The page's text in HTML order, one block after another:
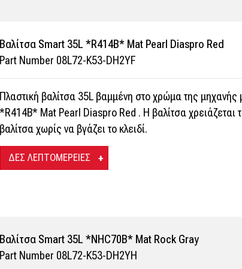
Bαλίτσα Smart 35L *R414B* Mat Pearl Diaspro Red
Part Number 08L72-K53-DH2YF
Πλαστική βαλίτσα 35L βαμμένη στο χρώμα της
*R414B* Mat Pearl Diaspro Red . Η βαλίτσα χρειάζεται
βαλίτσα χωρίς να βγάζει το κλειδί.
ΔΕΣ ΛΕΠΤΟΜΕΡΕΙΕΣ
Bαλίτσα Smart 35L *NHC70B* Mat Rock Gray
Part Number 08L72-K53-DH2YH